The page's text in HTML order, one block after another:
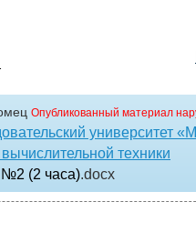
Опубликованный материал
университет
техники
№2 (2 часа).docx